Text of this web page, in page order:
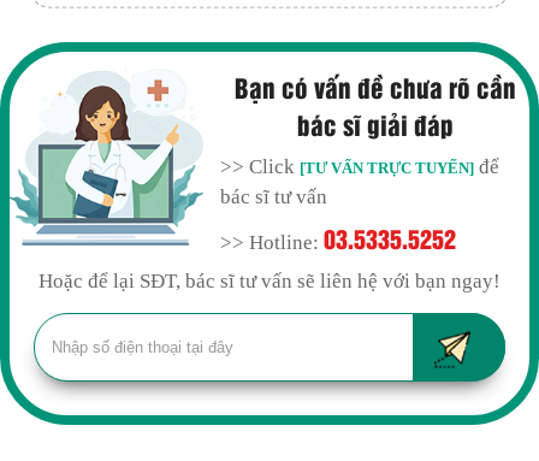
Bạn có vấn đề chưa rõ cần
bác sĩ giải đáp
>> Click [TƯ VẤN TRỰC TUYẾN] để
bác sĩ tư vấn
>> Hotline:03.5335.5252
Hoặc để lại SĐT, bác sĩ tư vấn sẽ liên hệ với bạn ngay!